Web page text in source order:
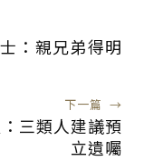
：親兄弟得明
下一篇 →
三類人建議預
立遺囑